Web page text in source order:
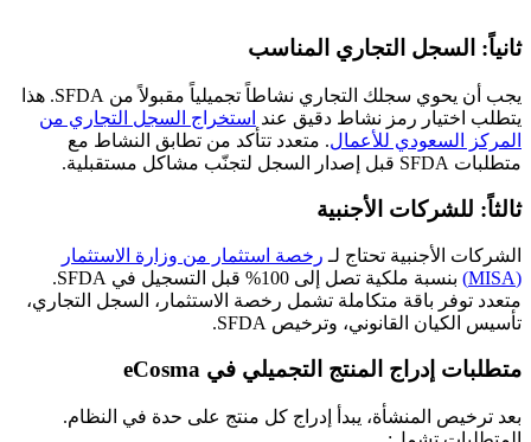
ثانياً: السجل التجاري المناسب
يجب أن يحوي سجلك التجاري نشاطاً تجميلياً مقبولاً من SFDA. هذا
يتطلب اختيار رمز نشاط دقيق عند استخراج السجل التجاري من
المركز السعودي للأعمال. متعدد تتأكد من تطابق النشاط مع
متطلبات SFDA قبل إصدار السجل لتجنّب مشاكل مستقبلية.
ثالثاً: للشركات الأجنبية
الشركات الأجنبية تحتاج لـ رخصة استثمار من وزارة الاستثمار
(MISA)
بنسبة ملكية تصل إلى 100% قبل التسجيل في SFDA.
متعدد توفر باقة متكاملة تشمل رخصة الاستثمار، السجل التجاري،
تأسيس الكيان القانوني، وترخيص SFDA.
متطلبات إدراج المنتج التجميلي في eCosma
بعد ترخيص المنشأة، يبدأ إدراج كل منتج على حدة في النظام.